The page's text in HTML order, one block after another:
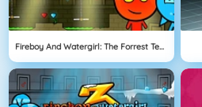
Fireboy And Watergirl: The Forrest Temple